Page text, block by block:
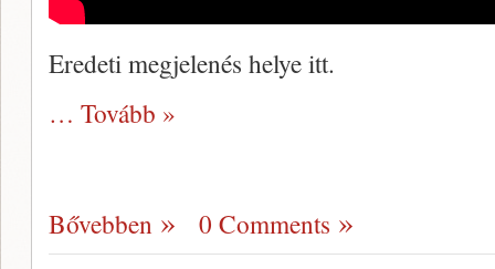
Eredeti megjelenés helye itt.
… Tovább »
Bővebben 0 Comments